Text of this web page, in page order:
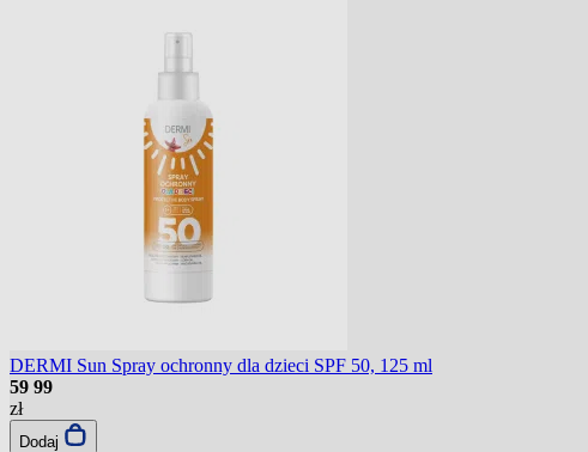
DERMI Sun Spray ochronny dla dzieci SPF 50, 125 ml
59 99
zł
Dodaj